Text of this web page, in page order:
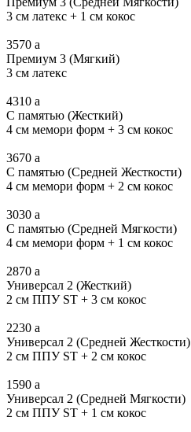
3 см латекс + 1 см кокос
3570 a
Премиум 3 (Мягкий)
3 см латекс
4310 a
С памятью (Жесткий)
4 см мемори форм + 3 см кокос
3670 a
С памятью (Средней Жесткости)
4 см мемори форм + 2 см кокос
3030 a
С памятью (Средней Мягкости)
4 см мемори форм + 1 см кокос
2870 a
Универсал 2 (Жесткий)
2 см ППУ ST + 3 см кокос
2230 a
Универсал 2 (Средней Жесткости)
2 см ППУ ST + 2 см кокос
1590 a
Универсал 2 (Средней Мягкости)
2 см ППУ ST + 1 см кокос